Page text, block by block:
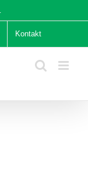
Kontakt